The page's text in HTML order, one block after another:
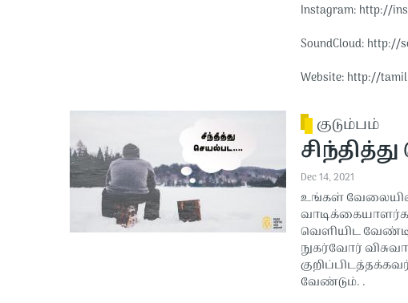
Instagram: http://
SoundCloud: http://
Website: http://
குடும்பம்
Dec 14, 2021
உங்கள்
வெளியிட
நுகர்வோர்
வேண்டும். .